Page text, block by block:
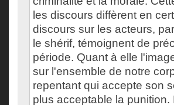
les discours diffèrent en
discours sur les acteurs,
le shérif, témoignent de
période. Quant à elle
sur l'ensemble de notre
repentant qui accepte son
plus acceptable la